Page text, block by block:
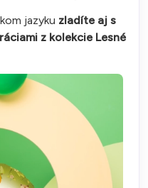
jazyku zladíte aj s
z kolekcie Lesné